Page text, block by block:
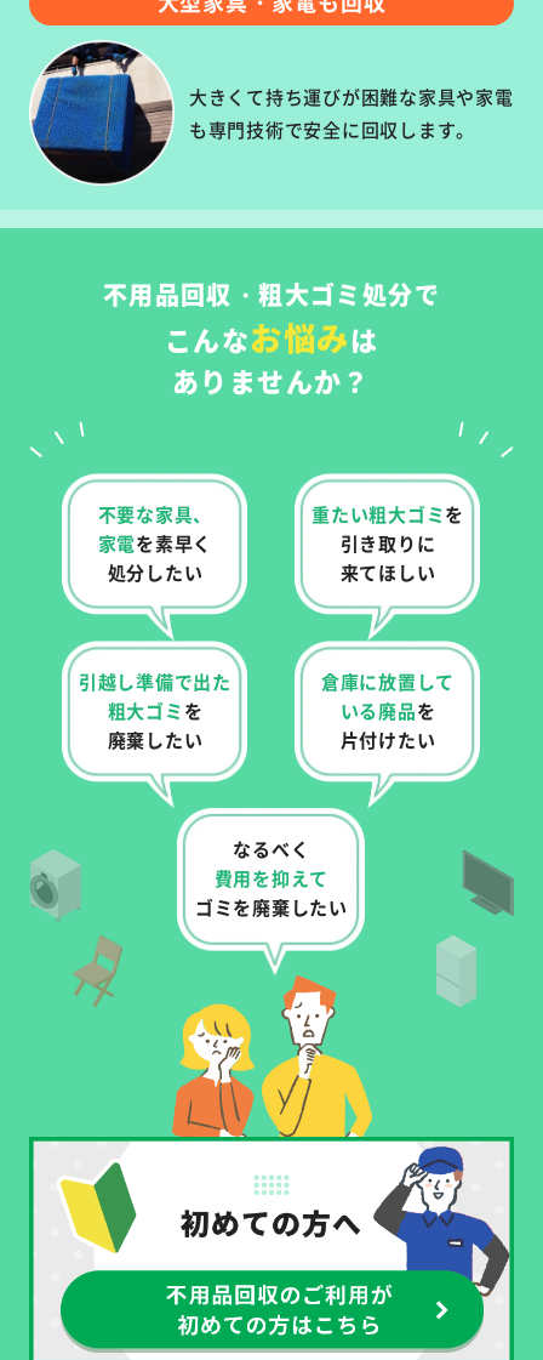
大きくて持ち運びが困難な家具や家電
も専門技術で安全に回収します。
不用品回収・粗大ゴミ処分で
こんなお悩みは
ありませんか？
不要な家具、
家電を素早く
処分したい
重たい粗大ゴミを
引き取りに
来てほしい
引越し準備で出た
粗大ゴミを
廃棄したい
倉庫に放置して
いる廃品を
片付けたい
なるべく
費用を抑えて
ゴミを廃棄したい